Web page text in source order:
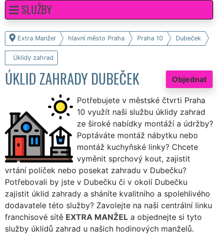
Extra Manžel hlavní město Praha Praha 10 Dubeček
Úklidy zahrad
Objednat
ÚKLID ZAHRADY DUBEČEK
Potřebujete v městské čtvrti Praha
10 využít naši službu úklidy zahrad
ze široké nabídky montáží a údržby?
Poptáváte montáž nábytku nebo
montáž kuchyňské linky? Chcete
vyměnit sprchový kout, zajistit
vrtání poliček nebo posekat zahradu v Dubečku?
Potřebovali by jste v Dubečku či v okolí Dubečku
zajistit úklid zahrady a sháníte kvalitního a spolehlivého
dodavatele této služby? Zavolejte na naši centrální linku
franchisové sítě EXTRA MANŽEL a objednejte si tyto
služby úklidů zahrad u našich hodinových manželů.
SLUŽBY